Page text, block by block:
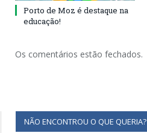
Porto de Moz é destaque na
educação!
Os comentários estão fechados.
NÃO ENCONTROU O QUE QUERIA?